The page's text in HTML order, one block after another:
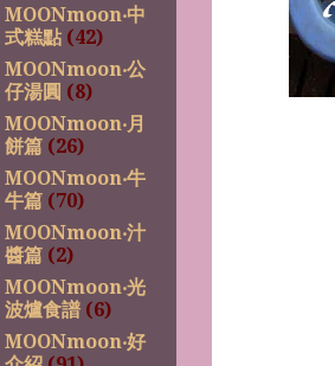
MOONmoon‧中
式糕點 (42)
MOONmoon‧公
仔湯圓 (8)
MOONmoon‧月
餅篇 (26)
MOONmoon‧牛
牛篇 (70)
MOONmoon‧汁
醬篇 (2)
MOONmoon‧光
波爐食譜 (6)
MOONmoon‧好